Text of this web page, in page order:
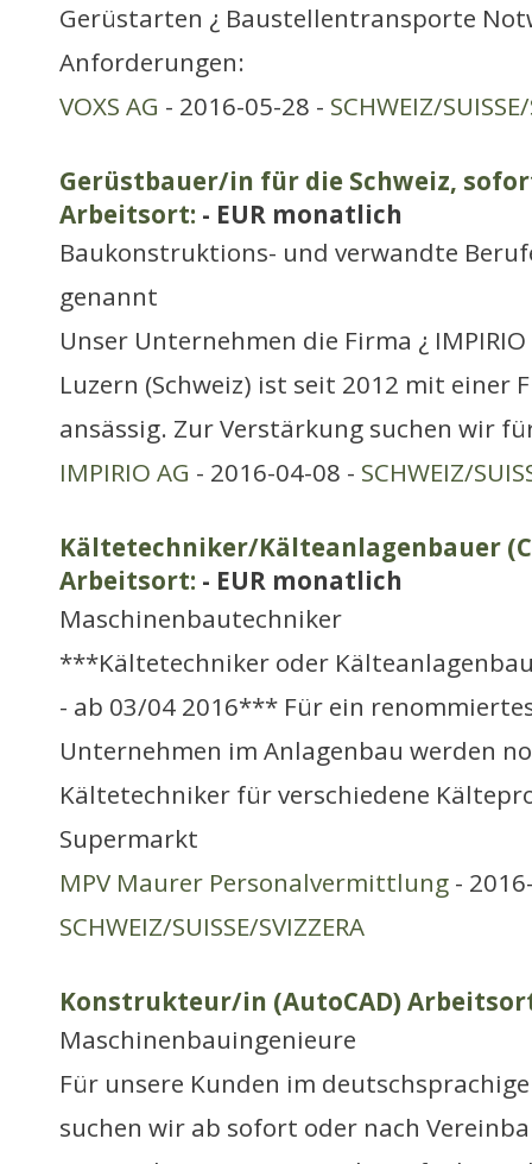
Gerüstarten ¿ Baustellentransporte
Anforderungen:
VOXS AG - 2016-05-28 - SCHWEIZ/
Gerüstbauer/in für die Schweiz,
Arbeitsort: - EUR monatlich
Baukonstruktions- und verwandte
genannt
Unser Unternehmen die Firma ¿
Luzern (Schweiz) ist seit 2012 mit einer
ansässig. Zur Verstärkung suchen wir
IMPIRIO AG - 2016-04-08 - SCHWEIZ/
Kältetechniker/Kälteanlagenbauer
Arbeitsort: - EUR monatlich
Maschinenbautechniker
***Kältetechniker oder
- ab 03/04 2016*** Für ein
Unternehmen im Anlagenbau werden
Kältetechniker für verschiedene
Supermarkt
MPV Maurer Personalvermittlung -
SCHWEIZ/SUISSE/SVIZZERA
Konstrukteur/in (AutoCAD)
Maschinenbauingenieure
Für unsere Kunden im
suchen wir ab sofort oder nach